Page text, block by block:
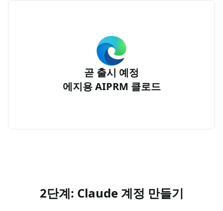
곧 출시 예정
에지용 AIPRM 클로드
2단계: Claude 계정 만들기